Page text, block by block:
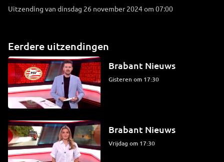
Uitzending van dinsdag 26 november 2024 om 07:00
Eerdere uitzendingen
Brabant Nieuws
Gisteren om 17:30
Brabant Nieuws
vrijdag om 17:30